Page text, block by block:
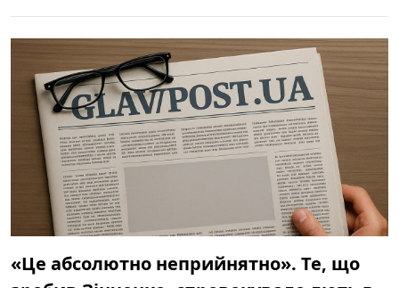
«Це абсолютно неприйнятно». Те, що